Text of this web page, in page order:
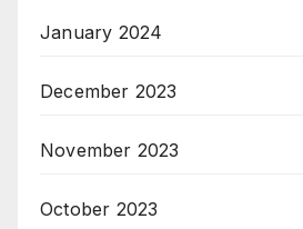
January 2024
December 2023
November 2023
October 2023